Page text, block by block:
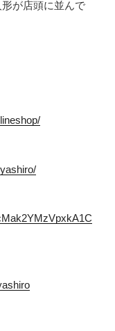
が店頭に並んで